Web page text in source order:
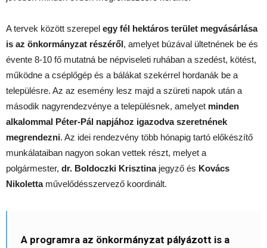
A tervek között szerepel egy fél hektáros terület megvásárlása
is az önkormányzat részéről, amelyet búzával ültetnének be és
évente 8-10 fő mutatná be népviseleti ruhában a szedést, kötést,
működne a cséplőgép és a bálákat szekérrel hordanák be a
településre. Az az esemény lesz majd a szüreti napok után a
második nagyrendezvénye a településnek, amelyet minden
alkalommal Péter-Pál napjához igazodva szeretnének
megrendezni. Az idei rendezvény több hónapig tartó előkészítő
munkálataiban nagyon sokan vettek részt, melyet a
polgármester, dr. Boldoczki Krisztinajegyző és Kovács
Nikolettaművelődésszervező koordinált.
A programra az önkormányzat pályázott is a